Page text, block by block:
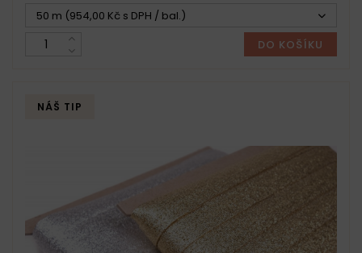
50 m (954,00 Kč s DPH / bal.)
DO KOŠÍKU
NÁŠ TIP